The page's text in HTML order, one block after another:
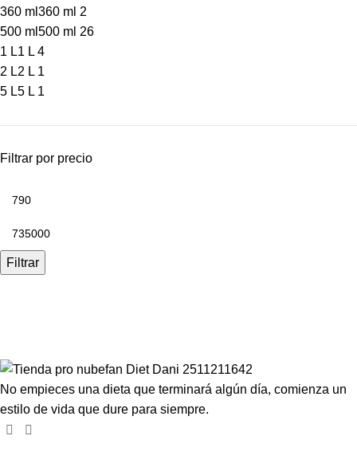
360 ml 360 ml 2
500 ml 500 ml 26
1 L1 L 4
2 L2 L 1
5 L5 L 1
Filtrar por precio
Filtrar
No empieces una dieta que terminará algún día, comienza un
estilo de vida que dure para siempre.